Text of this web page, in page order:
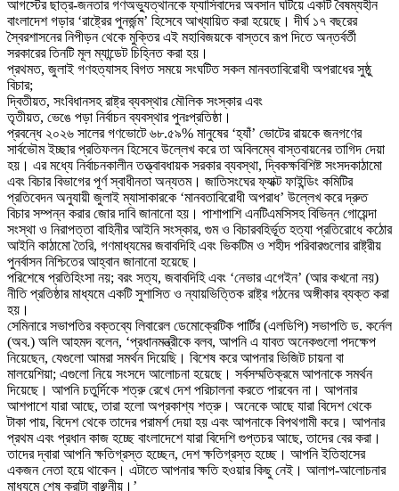
আগস্টের ছাত্র-জনতার গণঅভ্যুত্থানকে ফ্যাসিবাদের অবসান ঘটিয়ে একটি বৈষম্যহীন
বাংলাদেশ গড়ার ‘রাষ্ট্রের পুনর্জন্ম’ হিসেবে আখ্যায়িত করা হয়েছে। দীর্ঘ ১৭ বছরের
স্বৈরশাসনের নিপীড়ন থেকে মুক্তির এই মহাবিজয়কে বাস্তবে রূপ দিতে অন্তর্বর্তী
সরকারের তিনটি মূল ম্যান্ডেট চিহ্নিত করা হয়।
প্রথমত, জুলাই গণহত্যাসহ বিগত সময়ে সংঘটিত সকল মানবতাবিরোধী অপরাধের সুষ্ঠু
বিচার;
দ্বিতীয়ত, সংবিধানসহ রাষ্ট্র ব্যবস্থার মৌলিক সংস্কার এবং
তৃতীয়ত, ভেঙে পড়া নির্বাচন ব্যবস্থার পুনঃপ্রতিষ্ঠা।
প্রবন্ধে ২০২৬ সালের গণভোটে ৬৮.৫৯% মানুষের ‘হ্যাঁ’ ভোটের রায়কে জনগণের
সার্বভৌম ইচ্ছার প্রতিফলন হিসেবে উল্লেখ করে তা অবিলম্বে বাস্তবায়নের তাগিদ দেয়া
হয়। এর মধ্যে নির্বাচনকালীন তত্ত্বাবধায়ক সরকার ব্যবস্থা, দ্বিকক্ষবিশিষ্ট সংসদকাঠামো
এবং বিচার বিভাগের পূর্ণ স্বাধীনতা অন্যতম। জাতিসংঘের ফ্যাক্ট ফাইন্ডিং কমিটির
প্রতিবেদন অনুযায়ী জুলাই ম্যাসাকারকে ‘মানবতাবিরোধী অপরাধ’ উল্লেখ করে দ্রুত
বিচার সম্পন্ন করার জোর দাবি জানানো হয়। পাশাপাশি এনটিএমসিসহ বিভিন্ন গোয়েন্দা
সংস্থা ও নিরাপত্তা বাহিনীর আইনি সংস্কার, গুম ও বিচারবহির্ভূত হত্যা প্রতিরোধে কঠোর
আইনি কাঠামো তৈরি, গণমাধ্যমের জবাবদিহি এবং ভিকটিম ও শহীদ পরিবারগুলোর রাষ্ট্রীয়
পুনর্বাসন নিশ্চিতের আহ্বান জানানো হয়েছে।
পরিশেষে প্রতিহিংসা নয়; বরং সত্য, জবাবদিহি এবং ‘নেভার এগেইন’ (আর কখনো নয়)
নীতি প্রতিষ্ঠার মাধ্যমে একটি সুশাসিত ও ন্যায়ভিত্তিক রাষ্ট্র গঠনের অঙ্গীকার ব্যক্ত করা
হয়।
সেমিনারে সভাপতির বক্তব্যে লিবারেল ডেমোক্রেটিক পার্টির (এলডিপি) সভাপতি ড. কর্নেল
(অব.) অলি আহমদ বলেন, ‘প্রধানমন্ত্রীকে বলব, আপনি এ যাবত অনেকগুলো পদক্ষেপ
নিয়েছেন, যেগুলো আমরা সমর্থন দিয়েছি। বিশেষ করে আপনার ভিজিট চায়না বা
মালয়েশিয়া; এগুলো নিয়ে সংসদে আলোচনা হয়েছে। সর্বসম্মতিক্রমে আপনাকে সমর্থন
দিয়েছে। আপনি চতুর্দিকে শত্রু রেখে দেশ পরিচালনা করতে পারবেন না। আপনার
আশপাশে যারা আছে, তারা হলো অপ্রকাশ্য শত্রু। অনেকে আছে যারা বিদেশ থেকে
টাকা পায়, বিদেশ থেকে তাদের পরামর্শ দেয়া হয় এবং আপনাকে বিপথগামী করে। আপনার
প্রথম এবং প্রধান কাজ হচ্ছে বাংলাদেশে যারা বিদেশি গুপ্তচর আছে, তাদের বের করা।
তাদের দ্বারা আপনি ক্ষতিগ্রস্ত হচ্ছেন, দেশ ক্ষতিগ্রস্ত হচ্ছে। আপনি ইতিহাসের
একজন নেতা হয়ে থাকেন। এটাতে আপনার ক্ষতি হওয়ার কিছু নেই। আলাপ-আলোচনার
মাধ্যমে শেষ করাটা বাঞ্ছনীয়।’